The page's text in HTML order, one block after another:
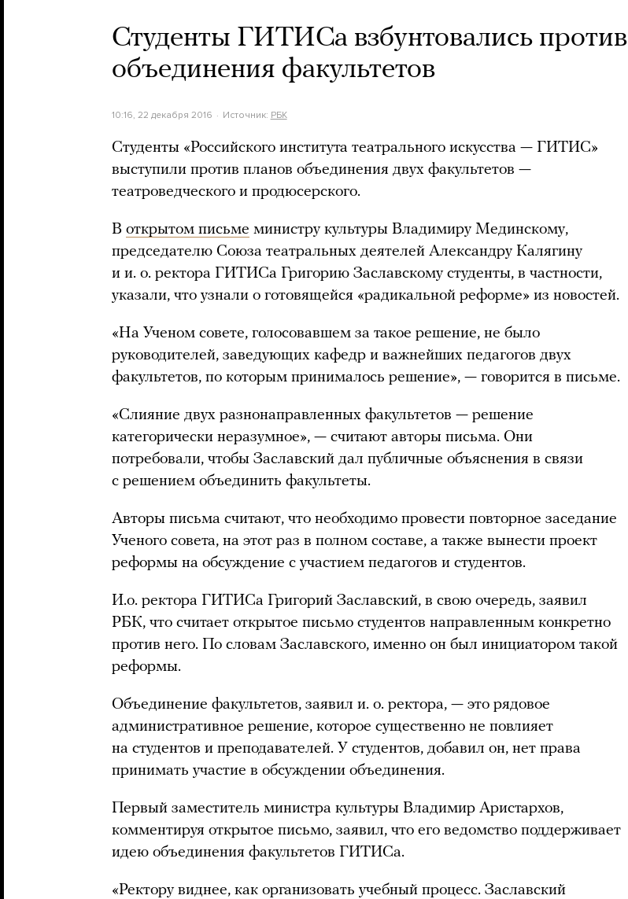
Студенты ГИТИСа взбунтовались против
объединения факультетов
10:16, 22 декабря 2016 Источник: РБК
Студенты «Российского института театрального искусства — ГИТИС»
выступили против планов объединения двух факультетов —
театроведческого и продюсерского.
В открытом письме министру культуры Владимиру Мединскому,
председателю Союза театральных деятелей Александру Калягину
и и. о. ректора ГИТИСа Григорию Заславскому студенты, в частности,
указали, что узнали о готовящейся «радикальной реформе» из новостей.
«На Ученом совете, голосовавшем за такое решение, не было
руководителей, заведующих кафедр и важнейших педагогов двух
факультетов, по которым принималось решение», — говорится в письме.
«Слияние двух разнонаправленных факультетов — решение
категорически неразумное», — считают авторы письма. Они
потребовали, чтобы Заславский дал публичные объяснения в связи
с решением объединить факультеты.
Авторы письма считают, что необходимо провести повторное заседание
Ученого совета, на этот раз в полном составе, а также вынести проект
реформы на обсуждение с участием педагогов и студентов.
И.о. ректора ГИТИСа Григорий Заславский, в свою очередь, заявил
РБК, что считает открытое письмо студентов направленным конкретно
против него. По словам Заславского, именно он был инициатором такой
реформы.
Объединение факультетов, заявил и. о. ректора, — это рядовое
административное решение, которое существенно не повлияет
на студентов и преподавателей. У студентов, добавил он, нет права
принимать участие в обсуждении объединения.
Первый заместитель министра культуры Владимир Аристархов,
комментируя открытое письмо, заявил, что его ведомство поддерживает
идею объединения факультетов ГИТИСа.
«Ректору виднее, как организовать учебный процесс. Заславский